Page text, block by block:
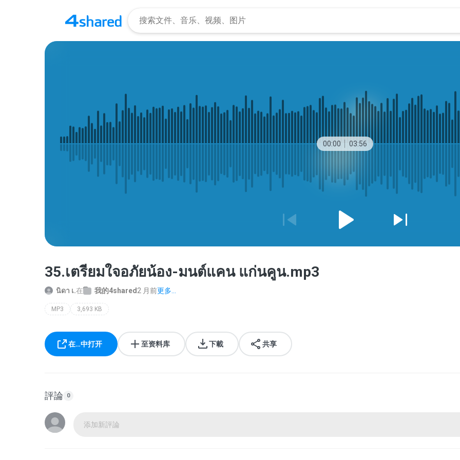
00:00 03:56
35.เตรียมใจอภัยน้อง-มนต์แคน แก่นคูน.mp3
นิดา เ.在 我的4shared 2 月前更多...
MP3 3,693 KB
在…中打开 至资料库 下載 共享
評論 0
添加新評論